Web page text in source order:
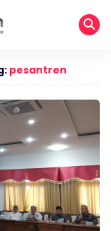
pesantren